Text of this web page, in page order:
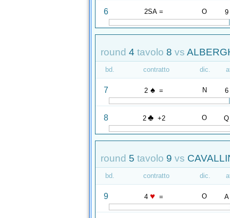
6 2SA = O 9
round 4 tavolo 8 vs
bd. contratto dic.
7 2 ♠ = N 6
8 2 ♣ +2 O Q
round 5 tavolo 9 vs
bd. contratto dic.
9 4 ♥ = O A